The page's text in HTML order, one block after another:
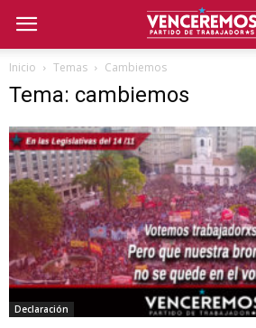
Inicio Temas Cambiemos
Tema: cambiemos
Declaración